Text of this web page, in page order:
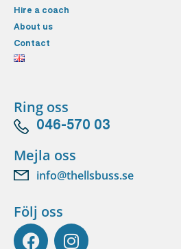
Hire a coach
About us
Contact
Ring oss
046-570 03
Mejla oss
info@thellsbuss.se
Följ oss